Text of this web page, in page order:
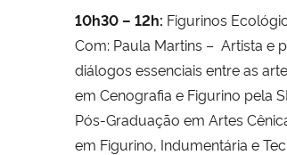
10h30 – 12h: Figurinos
Com: Paula Martins – Artista e
diálogos essenciais entre as
em Cenografia e Figurino pela
Pós-Graduação em Artes
em Figurino, Indumentária e